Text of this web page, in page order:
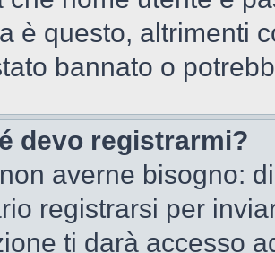
è questo, altrimenti
bannato o
devo registrarmi?
averne bisogno:
registrarsi per
ti darà accesso